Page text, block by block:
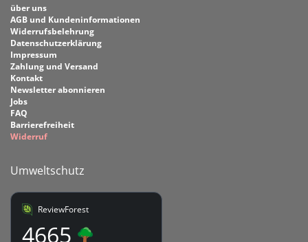
über uns
AGB und Kundeninformationen
Widerrufsbelehrung
Datenschutzerklärung
Impressum
Zahlung und Versand
Kontakt
Newsletter abonnieren
Jobs
FAQ
Barrierefreiheit
Widerruf
Umweltschutz
ReviewForest
4665